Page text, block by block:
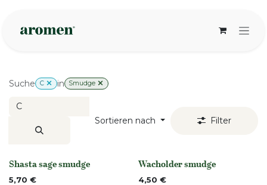
Suche C in Smudge
Sortieren nach Filter
None
Shasta sage smudge
5,70 € None
Wacholder smudge
4,50 €